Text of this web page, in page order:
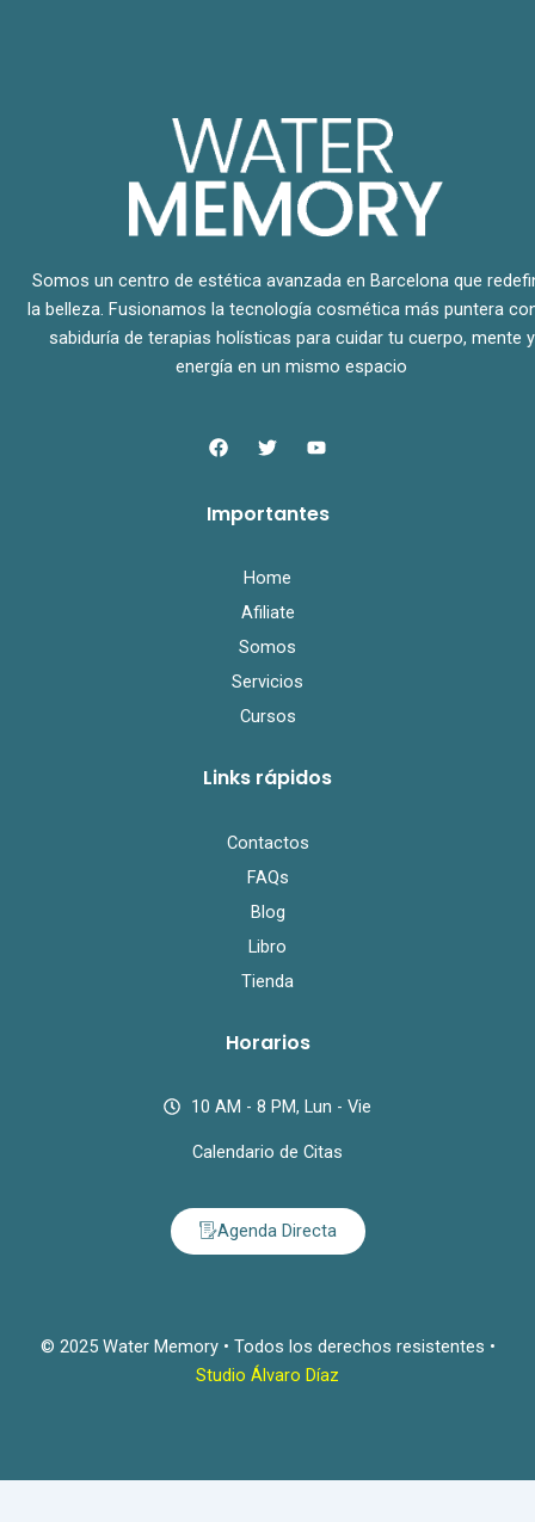
Somos un centro de estética avanzada en Barcelona que
la belleza. Fusionamos la tecnología cosmética más puntera
sabiduría de terapias holísticas para cuidar tu cuerpo, mente y
energía en un mismo espacio
F
a
b
T
w
t
Y
o
u
Importantes
Home
Afiliate
Somos
Servicios
Cursos
Links rápidos
Contactos
FAQs
Blog
Libro
Tienda
Horarios
10 AM - 8 PM, Lun - Vie
Calendario de Citas
Agenda Directa
© 2025 Water Memory • Todos los derechos resistentes •
Studio Álvaro Díaz